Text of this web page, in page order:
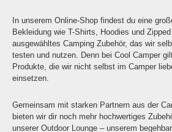
In unserem Online-Shop findest du eine
Bekleidung wie T-Shirts, Hoodies und
ausgewähltes Camping Zubehör, das wir
testen und nutzen. Denn bei Cool Camper
Produkte, die wir nicht selbst im Camper
einsetzen.
Gemeinsam mit starken Partnern aus der
bieten wir dir noch mehr hochwertiges
unserer Outdoor Lounge – unserem